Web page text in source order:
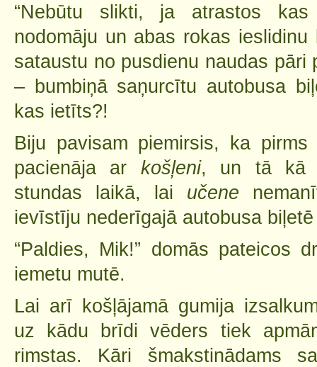
“Nebūtu slikti, ja atrastos
nodomāju un abas rokas
sataustu no pusdienu naudas pāri
– bumbiņā saņurcītu autobusa
kas ietīts?!
Biju pavisam piemirsis, ka
pacienāja ar košļeni, un tā kā
stundas laikā, lai učene
ievīstīju nederīgajā autobusa
“Paldies, Mik!” domās pateicos
iemetu mutē.
Lai arī košļājamā gumija
uz kādu brīdi vēders tiek
rimstas. Kāri šmakstinādams